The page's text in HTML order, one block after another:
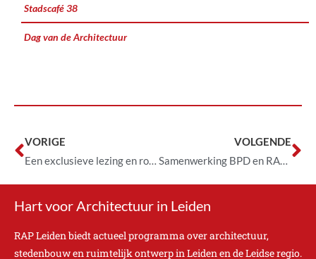
Stadscafé 38
Dag van de Architectuur
VORIGE
Een exclusieve lezing en rondleiding: word lid van De 100 van RAP
VOLGENDE
Samenwerking BPD en RAP Leiden verlengd
Hart voor Architectuur in Leiden
RAP Leiden biedt actueel programma over architectuur,
stedenbouw en ruimtelijk ontwerp in Leiden en de Leidse regio.